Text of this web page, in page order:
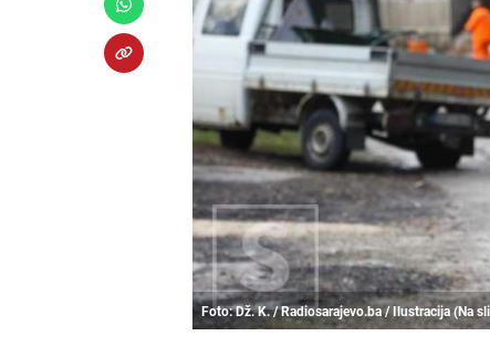
Foto: Dž. K. / Radiosarajevo.ba / Ilustracija (Na